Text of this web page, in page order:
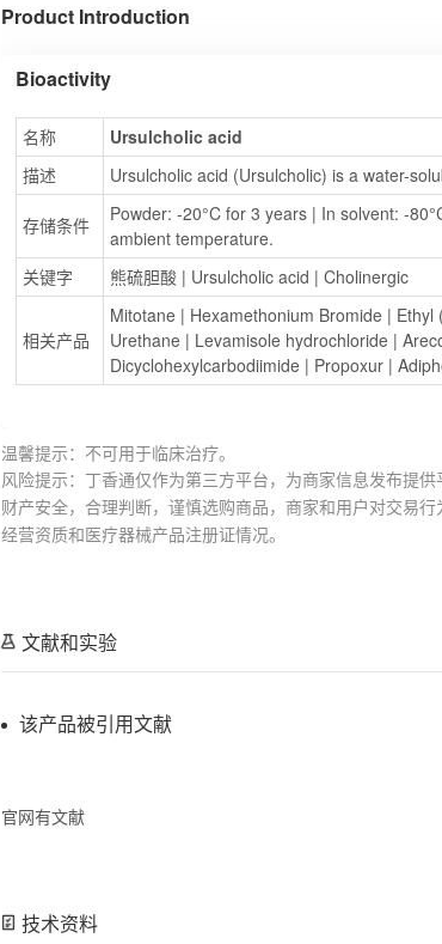
Product Introduction
Bioactivity
名称
Ursulcholic acid
描述
Ursulcholic acid (Ursulcholic) is a water-
存储条件
Powder: -20°C for 3 years | In solvent: -
ambient temperature.
关键字
熊硫胆酸 | Ursulcholic acid | Cholinergic
相关产品
Mitotane | Hexamethonium Bromide | Ethyl
Urethane | Levamisole hydrochloride |
Dicyclohexylcarbodiimide | Propoxur |
温馨提示：不可用于临床治疗。
风险提示：丁香通仅作为第三方平台，为商家信息发布提
财产安全，合理判断，谨慎选购商品，商家和用户对交易
经营资质和医疗器械产品注册证情况。
文献和实验
该产品被引用文献
官网有文献
技术资料